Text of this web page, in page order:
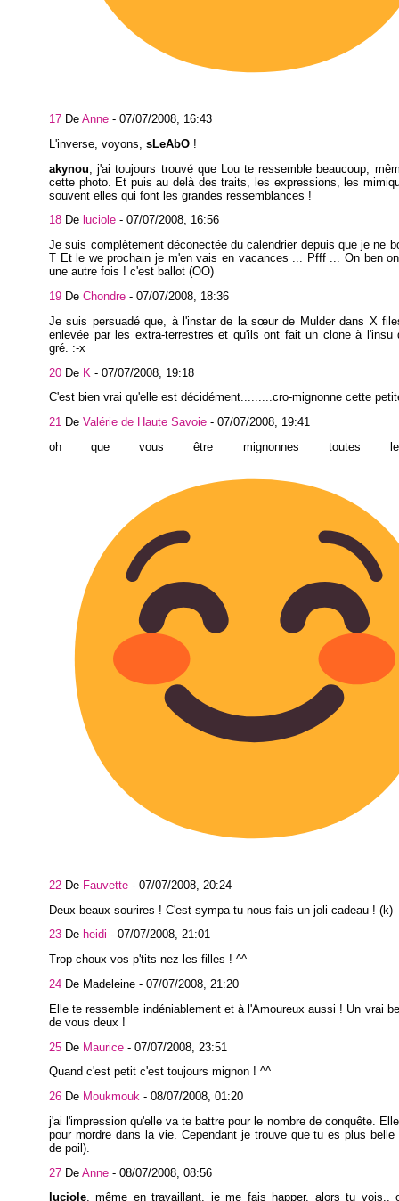
17 De Anne - 07/07/2008, 16:43
L'inverse, voyons, sLeAbO !
akynou , j'ai toujours trouvé que Lou te ressemble beaucoup,
cette photo. Et puis au delà des traits, les expressions, les
souvent elles qui font les grandes ressemblances !
18 De luciole - 07/07/2008, 16:56
Je suis complètement déconectée du calendrier depuis que je ne
T Et le we prochain je m'en vais en vacances ... Pfff ... On ben
une autre fois ! c'est ballot (OO)
19 De Chondre - 07/07/2008, 18:36
Je suis persuadé que, à l'instar de la sœur de Mulder dans X
enlevée par les extra-terrestres et qu'ils ont fait un clone à l'insu
gré. :-x
20 De K - 07/07/2008, 19:18
C'est bien vrai qu'elle est décidément.........cro-mignonne cette
21 De Valérie de Haute Savoie - 07/07/2008, 19:41
oh que vous être mignonnes toutes
22 De Fauvette - 07/07/2008, 20:24
Deux beaux sourires ! C'est sympa tu nous fais un joli cadeau ! (k)
23 De heidi - 07/07/2008, 21:01
Trop choux vos p'tits nez les filles ! ^^
24 De Madeleine - 07/07/2008, 21:20
Elle te ressemble indéniablement et à l'Amoureux aussi ! Un vrai
de vous deux !
25 De Maurice - 07/07/2008, 23:51
Quand c'est petit c'est toujours mignon ! ^^
26 De Moukmouk - 08/07/2008, 01:20
j'ai l'impression qu'elle va te battre pour le nombre de conquête.
pour mordre dans la vie. Cependant je trouve que tu es plus
de poil).
27 De Anne - 08/07/2008, 08:56
luciole, même en travaillant, je me fais happer, alors tu vois..